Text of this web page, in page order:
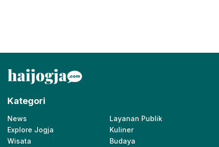
Kategori
News
Layanan Publik
Explore Jogja
Kuliner
Wisata
Budaya